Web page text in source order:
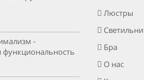
-
функциональность
Люстры
Бра
О нас